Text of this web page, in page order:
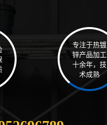
专注于热镀
锌产品加工
十余年，技
术成熟